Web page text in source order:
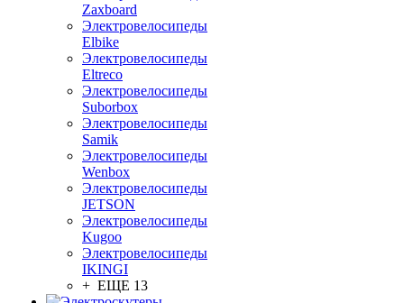
Zaxboard
Электровелосипеды
Elbike
Электровелосипеды
Eltreco
Электровелосипеды
Suborbox
Электровелосипеды
Samik
Электровелосипеды
Wenbox
Электровелосипеды
JETSON
Электровелосипеды
Kugoo
Электровелосипеды
IKINGI
+ ЕЩЕ 13